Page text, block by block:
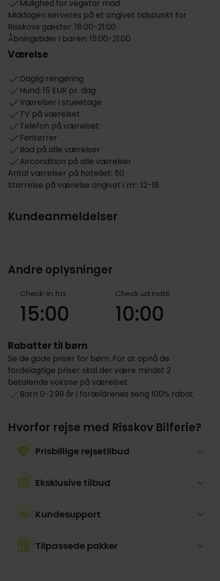
Mulighed for vegetar mad
Middagen serveres på et angivet tidspunkt for
Risskovs gæster: 18:00-21:00
Åbningstider i baren: 15:00-21:00
Værelse
Daglig rengøring
Hund: 15 EUR pr. dag
Værelser i stueetage
TV på værelset
Telefon på værelset
Føntørrer
Bad på alle værelser
Aircondition på alle værelser
Antal værelser på hotellet: 50
Størrelse på værelse angivet i m²: 12-18
Kundeanmeldelser
Andre oplysninger
Check-in fra:
15:00
Check ud indtil:
10:00
Rabatter til børn
Se de gode priser for børn. For at opnå de
fordelagtige priser skal der være mindst 2
betalende voksne på værelset.
Barn 0-2.99 år i forældrenes seng 100% rabat
Hvorfor rejse med Risskov Bilferie?
Prisbillige rejsetilbud
Eksklusive tilbud
Kundesupport
Tilpassede pakker